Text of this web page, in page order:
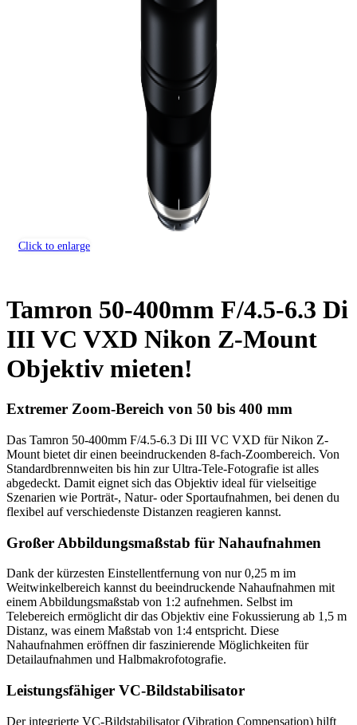
Click to enlarge
Tamron 50-400mm F/4.5-6.3 Di
III VC VXD Nikon Z-Mount
Objektiv mieten!
Extremer Zoom-Bereich von 50 bis 400 mm
Das Tamron 50-400mm F/4.5-6.3 Di III VC VXD für Nikon Z-
Mount bietet dir einen beeindruckenden 8-fach-Zoombereich. Von
Standardbrennweiten bis hin zur Ultra-Tele-Fotografie ist alles
abgedeckt. Damit eignet sich das Objektiv ideal für vielseitige
Szenarien wie Porträt-, Natur- oder Sportaufnahmen, bei denen du
flexibel auf verschiedenste Distanzen reagieren kannst.
Großer Abbildungsmaßstab für Nahaufnahmen
Dank der kürzesten Einstellentfernung von nur 0,25 m im
Weitwinkelbereich kannst du beeindruckende Nahaufnahmen mit
einem Abbildungsmaßstab von 1:2 aufnehmen. Selbst im
Telebereich ermöglicht dir das Objektiv eine Fokussierung ab 1,5 m
Distanz, was einem Maßstab von 1:4 entspricht. Diese
Nahaufnahmen eröffnen dir faszinierende Möglichkeiten für
Detailaufnahmen und Halbmakrofotografie.
Leistungsfähiger VC-Bildstabilisator
Der integrierte VC-Bildstabilisator (Vibration Compensation) hilft